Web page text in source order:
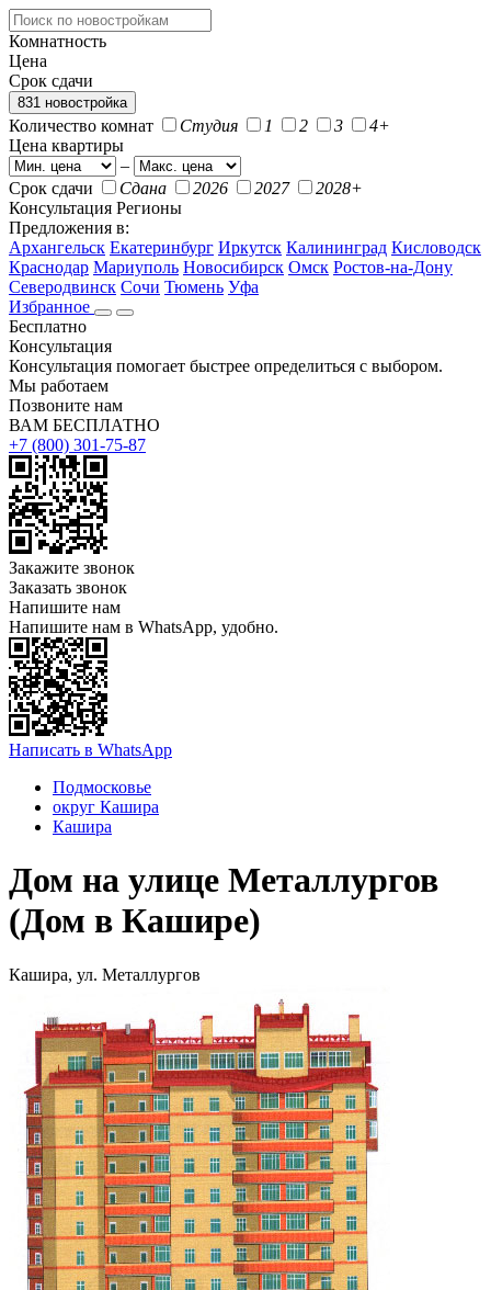
Комнатность
Цена
Срок сдачи
831 новостройка
Количество комнат Студия 1 2 3
4+
Цена квартиры
–
Срок сдачи
Сдана 2026 2027
2028+
Консультация Регионы
Предложения в:
Архангельск Екатеринбург Иркутск Калининград Кисловодск
Краснодар Мариуполь Новосибирск Омск Ростов-на-Дону
Северодвинск Сочи Тюмень Уфа
Избранное
Бесплатно
Консультация
Консультация помогает быстрее определиться с выбором.
Мы работаем
Позвоните нам
ВАМ БЕСПЛАТНО
+7 (800) 301-75-87
Закажите звонок
Заказать звонок
Напишите нам
Напишите нам в WhatsApp, удобно.
Написать в WhatsApp
Подмосковье
округ Кашира
Кашира
Дом на улице Металлургов
(Дом в Кашире)
Кашира, ул. Металлургов